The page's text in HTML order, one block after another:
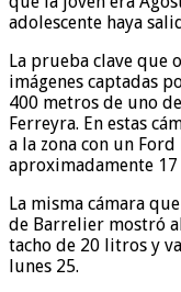
adolescente haya
La prueba clave que
imágenes captadas
400 metros de uno
Ferreyra. En estas
a la zona con un
aproximadamente
La misma cámara
de Barrelier mostró
tacho de 20 litros y
lunes 25.